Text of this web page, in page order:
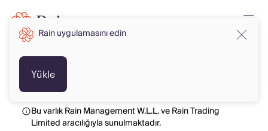
Bu varlık Rain Management W.L.L. ve Rain Trading
Limited aracılığıyla sunulmaktadır.
Rain uygulamasını edin
Yükle